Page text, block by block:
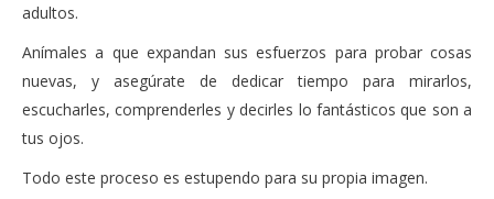
adultos.
Anímales a que expandan sus esfuerzos para probar cosas
nuevas, y asegúrate de dedicar tiempo para mirarlos,
escucharles, comprenderles y decirles lo fantásticos que son a
tus ojos.
Todo este proceso es estupendo para su propia imagen.